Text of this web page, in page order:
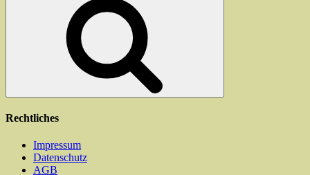
Optionen
können
auf
der
Produktseite
gewählt
werden
Rechtliches
Impressum
Datenschutz
AGB